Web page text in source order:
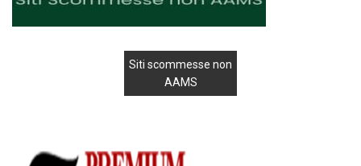
Siti scommesse non
AAMS